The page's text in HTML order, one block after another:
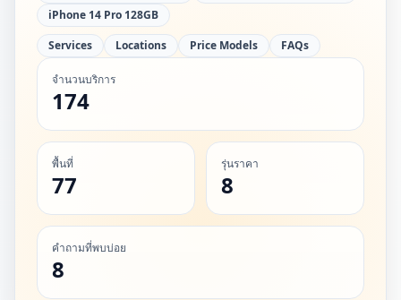
iPhone 14 Pro 128GB
Services
Locations Price Models FAQs
จำนวนบริการ
174
พื้นที่
77
รุ่นราคา
8
คำถามที่พบบ่อย
8